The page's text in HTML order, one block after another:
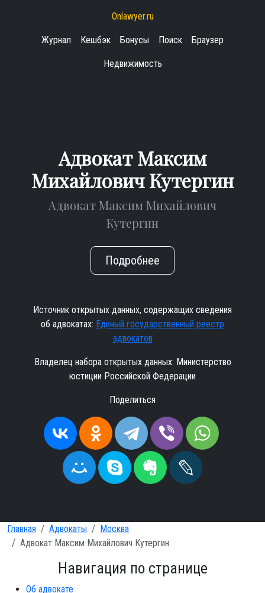
Onlawyer.ru
Журнал Кешбэк Бонусы Поиск Браузер
Недвижимость
Адвокат Максим
Михайлович Кутергин
Адвокат Максим Михайлович
Кутергин
Подробнее
Источник открытых данных, содержащих сведения
об адвокатах: Единый государственный реестр
адвокатов
Владелец набора открытых данных: Министерство
юстиции Российской Федерации
Поделиться
Главная Адвокаты
Москва
Адвокат Максим Михайлович Кутергин
Навигация по странице
Об адвокате